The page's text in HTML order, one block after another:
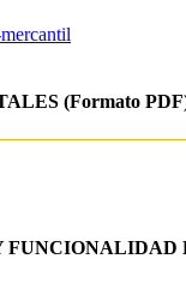
(Formato